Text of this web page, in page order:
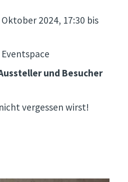
2024, 17:30 bis
Eventspace
und Besucher
vergessen wirst!